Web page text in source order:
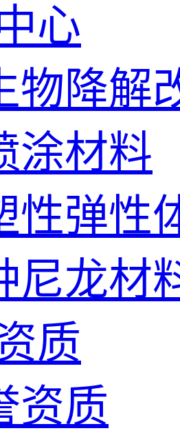
心
物降解
涂材料
性弹性
尼龙材
质
资质